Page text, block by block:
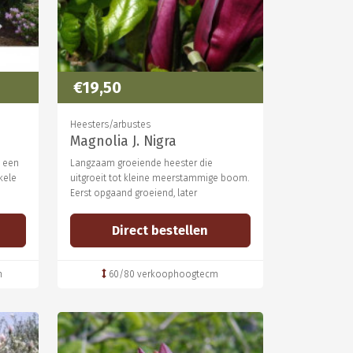
€19,50
Heesters/arbustes
Magnolia J. Nigra
Langzaam groeiende heester die
uitgroeit tot kleine meerstammige boom.
Eerst opgaand groeiend, later
Direct bestellen
60/80 verkoophoogtecm